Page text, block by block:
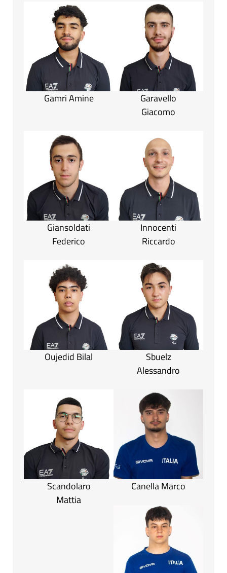
Gamri Amine
Garavello
Giacomo
Giansoldati
Federico
Innocenti
Riccardo
Oujedid Bilal
Sbuelz
Alessandro
Scandolaro
Mattia
Canella Marco